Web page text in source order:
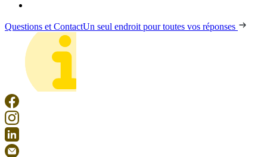
Questions et ContactUn seul endroit pour toutes vos réponses